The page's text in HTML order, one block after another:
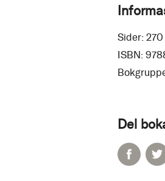
Sider: 270
ISBN:
Del